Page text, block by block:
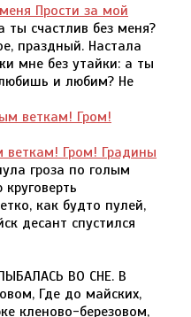
Прости за мой
ты счастлив без меня?
праздный. Настала
мне без утайки: а ты
и любим? Не
веткам! Гром! Градины
гроза по голым
как будто пулей,
десант спустился
ВО СНЕ. В
Где до майских,
кленово-березовом,